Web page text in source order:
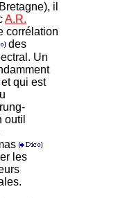
il
A.R.
corrélation
des
Un
et qui est
outil
les